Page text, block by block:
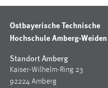
Ostbayerische Technische
Hochschule Amberg-Weiden
Standort Amberg
Kaiser-Wilhelm-Ring 23
92224 Amberg